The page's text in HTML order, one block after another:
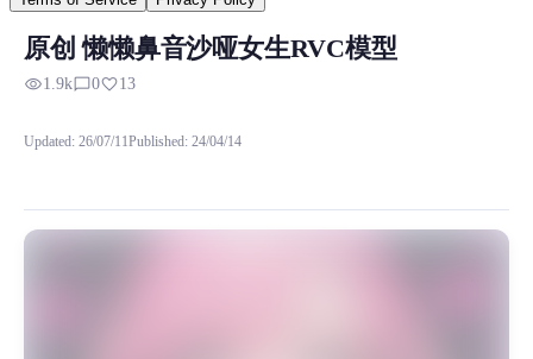
RVC RVC Voice Model
模型背景 原创自训练模型，慵懒的鼻音音色，特别适合情感
rvc, 下载, 慵懒, 懒懒, 模型, 鼻音
原创 懒懒鼻音沙哑女生RVC模型
visibility1.9kchat_bubble_outline0favorite13
Updated: 26/07/11Published: 24/04/14